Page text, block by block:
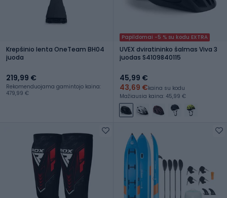
Krepšinio lenta OneTeam BH04
juoda
219,99 €
Rekomenduojama gamintojo kaina:
479,99 €
Papildomai -5 % su kodu EXTRA
UVEX dviratininko šalmas Viva 3
juodas S4109840115
45,99 €
43,69 €kaina su kodu
Mažiausia kaina: 45,99 €